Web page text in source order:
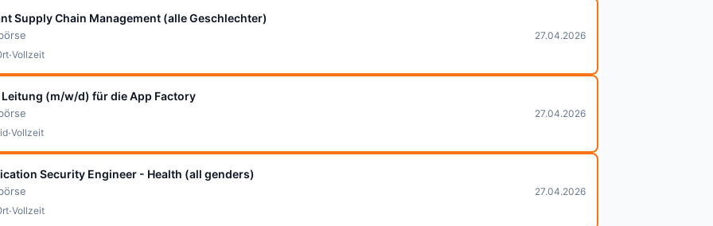
Supply Chain Management (alle Geschlechter)
·Vollzeit
27.04.2026
(m/w/d) für die App Factory
·Vollzeit
27.04.2026
Security Engineer - Health (all genders)
·Vollzeit
27.04.2026